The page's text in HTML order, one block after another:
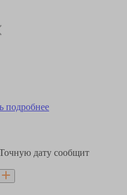
подробнее
дату сообщит